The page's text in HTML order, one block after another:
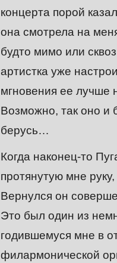
концерта порой
она смотрела на
будто мимо или
артистка уже
мгновения ее лучше
Возможно, так оно и
берусь…
Когда наконец-то
протянутую мне
Вернулся он
Это был один из
годившемуся мне в
филармонической